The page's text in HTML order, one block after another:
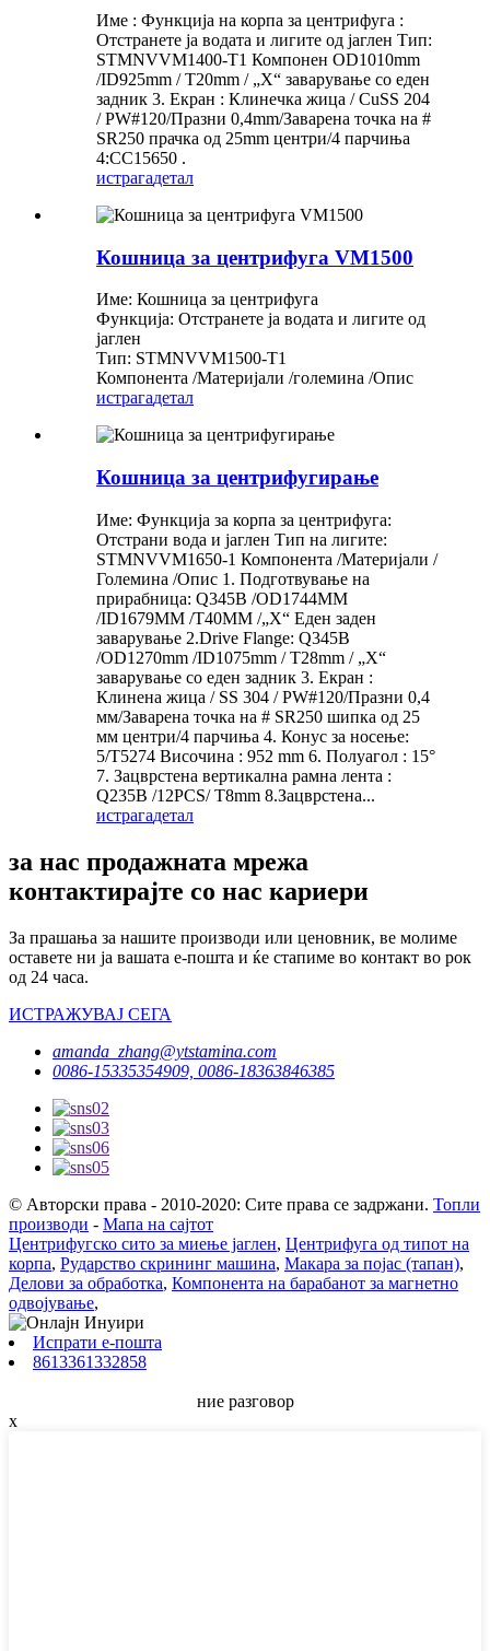
Име : Функција на корпа за центрифуга :
Отстранете ја водата и лигите од јаглен Тип:
STMNVVM1400-T1 Компонен OD1010mm
/ID925mm / T20mm / „X“ заварување со еден
задник 3. Екран : Клинечка жица / CuSS 204
/ PW#120/Празни 0,4mm/Заварена точка на #
SR250 прачка од 25mm центри/4 парчиња
4:СС15650 .
истрагадетал
Кошница за центрифуга VM1500
Име: Кошница за центрифуга
Функција: Отстранете ја водата и лигите од
јаглен
Тип: STMNVVM1500-T1
Компонента /Материјали /големина /Опис
истрагадетал
Кошница за центрифугирање
Име: Функција за корпа за центрифуга:
Отстрани вода и јаглен Тип на лигите:
STMNVVM1650-1 Компонента /Материјали /
Големина /Опис 1. Подготвување на
прирабница: Q345B /OD1744MM
/ID1679MM /T40MM /„X“ Еден заден
заварување 2.Drive Flange: Q345B
/OD1270mm /ID1075mm / T28mm / „X“
заварување со еден задник 3. Екран :
Клинена жица / SS 304 / PW#120/Празни 0,4
мм/Заварена точка на # SR250 шипка од 25
мм центри/4 парчиња 4. Конус за носење:
5/T5274 Височина : 952 mm 6. Полуагол : 15°
7. Зацврстена вертикална рамна лента :
Q235B /12PCS/ T8mm 8.Зацврстена...
истрагадетал
за нас продажната мрежа
контактирајте со нас кариери
За прашања за нашите производи или ценовник, ве молиме
оставете ни ја вашата е-пошта и ќе стапиме во контакт во рок
од 24 часа.
ИСТРАЖУВАЈ СЕГА
amanda_zhang@ytstamina.com
0086-15335354909, 0086-18363846385
© Авторски права - 2010-2020: Сите права се задржани. Топли
производи - Мапа на сајтот
Центрифугско сито за миење јаглен, Центрифуга од типот на
корпа, Рударство скрининг машина, Макара за појас (тапан),
Делови за обработка, Компонента на барабанот за магнетно
одвојување,
Испрати е-пошта
8613361332858
ние разговор
x